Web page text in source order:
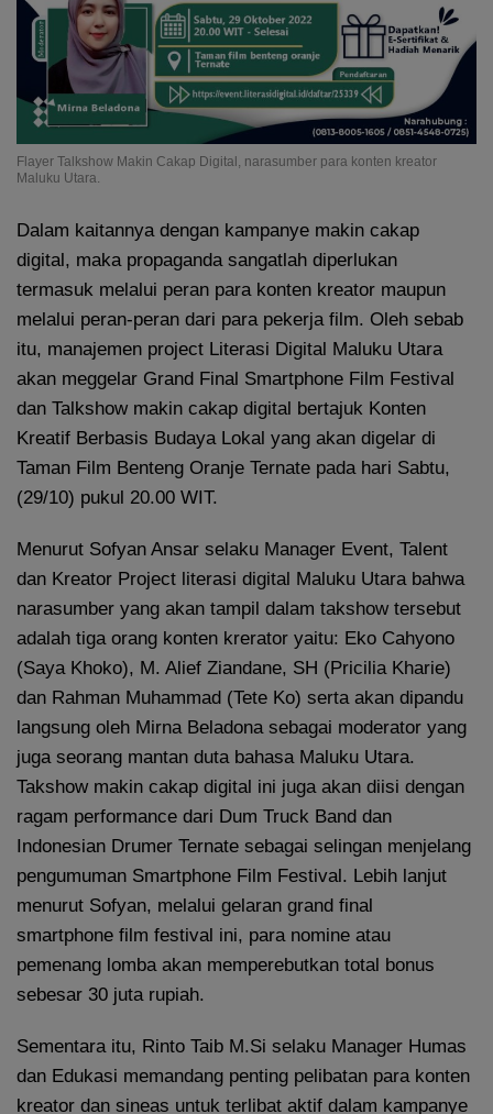
Flayer Talkshow Makin Cakap Digital, narasumber para konten kreator
Maluku Utara.
Dalam kaitannya dengan kampanye makin cakap
digital, maka propaganda sangatlah diperlukan
termasuk melalui peran para konten kreator maupun
melalui peran-peran dari para pekerja film. Oleh sebab
itu, manajemen project Literasi Digital Maluku Utara
akan meggelar Grand Final Smartphone Film Festival
dan Talkshow makin cakap digital bertajuk Konten
Kreatif Berbasis Budaya Lokal yang akan digelar di
Taman Film Benteng Oranje Ternate pada hari Sabtu,
(29/10) pukul 20.00 WIT.
Menurut Sofyan Ansar selaku Manager Event, Talent
dan Kreator Project literasi digital Maluku Utara bahwa
narasumber yang akan tampil dalam takshow tersebut
adalah tiga orang konten krerator yaitu: Eko Cahyono
(Saya Khoko), M. Alief Ziandane, SH (Pricilia Kharie)
dan Rahman Muhammad (Tete Ko) serta akan dipandu
langsung oleh Mirna Beladona sebagai moderator yang
juga seorang mantan duta bahasa Maluku Utara.
Takshow makin cakap digital ini juga akan diisi dengan
ragam performance dari Dum Truck Band dan
Indonesian Drumer Ternate sebagai selingan menjelang
pengumuman Smartphone Film Festival. Lebih lanjut
menurut Sofyan, melalui gelaran grand final
smartphone film festival ini, para nomine atau
pemenang lomba akan memperebutkan total bonus
sebesar 30 juta rupiah.
Sementara itu, Rinto Taib M.Si selaku Manager Humas
dan Edukasi memandang penting pelibatan para konten
kreator dan sineas untuk terlibat aktif dalam kampanye